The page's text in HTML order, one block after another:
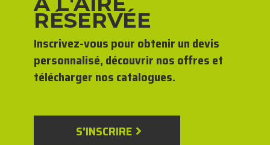
RÉSERVÉE
Inscrivez-vous pour obtenir un devis
personnalisé, découvrir nos offres et
télécharger nos catalogues.
S'INSCRIRE